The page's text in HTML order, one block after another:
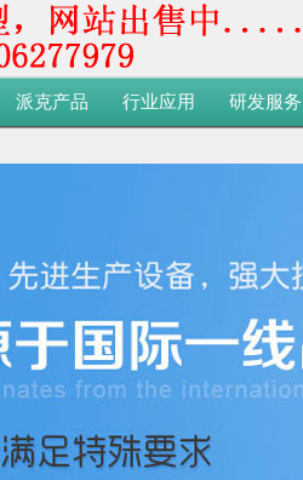
派克产品 行业应用 研发服务